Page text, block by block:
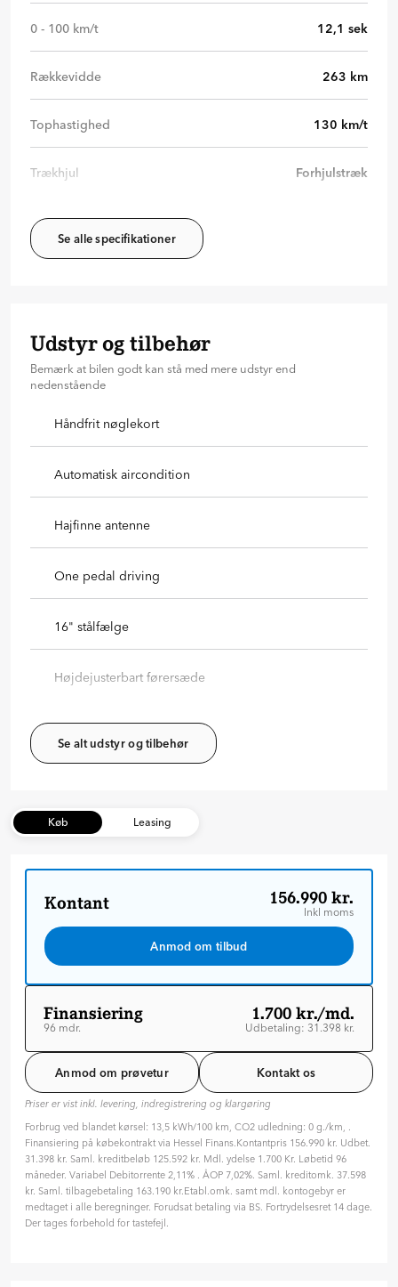
0 - 100 km/t 12,1 sek
Rækkevidde 263 km
Tophastighed 130 km/t
Trækhjul Forhjulstræk
Se alle specifikationer
Udstyr og tilbehør
Bemærk at bilen godt kan stå med mere udstyr end
nedenstående
Håndfrit nøglekort
Automatisk aircondition
Hajfinne antenne
One pedal driving
16" stålfælge
Højdejusterbart førersæde
Se alt udstyr og tilbehør
Køb Leasing
Kontant 156.990 kr.
Inkl moms
Anmod om tilbud
Finansiering
96 mdr.
1.700 kr./md.
Udbetaling: 31.398 kr.
Variabel rente
Tilpas din aftale
Hvilken type rente ønsker du?
Variabel
Fast
Hvor længe skal finansieringen løbe? (måneder)
96 mdr. ( 8 år )
Anmod om prøvetur Kontakt os
Priser er vist inkl. levering, indregistrering og klargøring
Forbrug ved blandet kørsel: 13,5 kWh/100 km, CO2 udledning: 0 g./km, .
Finansiering på købekontrakt via Hessel Finans.Kontantpris 156.990 kr. Udbet.
31.398 kr. Saml. kreditbeløb 125.592 kr. Mdl. ydelse 1.700 Kr. Løbetid 96
måneder. Variabel Debitorrente 2,11% . ÅOP 7,02%. Saml. kreditomk. 37.598
kr. Saml. tilbagebetaling 163.190 kr.Etabl.omk. samt mdl. kontogebyr er
medtaget i alle beregninger. Forudsat betaling via BS. Fortrydelsesret 14 dage.
Der tages forbehold for tastefejl.